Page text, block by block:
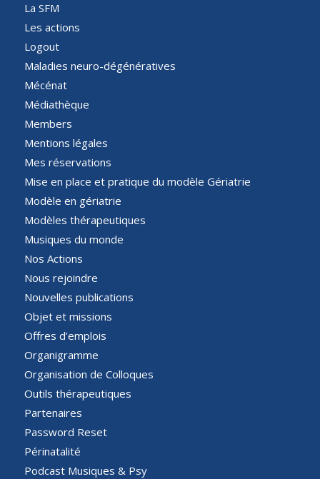
La SFM
Les actions
Logout
Maladies neuro-dégénératives
Mécénat
Médiathèque
Members
Mentions légales
Mes réservations
Mise en place et pratique du modèle Gériatrie
Modèle en gériatrie
Modèles thérapeutiques
Musiques du monde
Nos Actions
Nous rejoindre
Nouvelles publications
Objet et missions
Offres d’emplois
Organigramme
Organisation de Colloques
Outils thérapeutiques
Partenaires
Password Reset
Périnatalité
Podcast Musiques & Psy